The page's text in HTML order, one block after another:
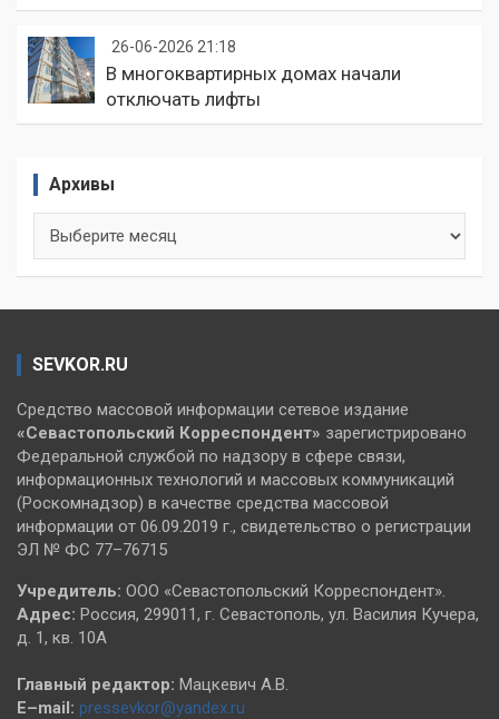
26-06-2026 21:18
В многоквартирных домах начали
отключать лифты
Архивы
SEVKOR.RU
Средство массовой информации сетевое издание
«Севастопольский Корреспондент» зарегистрировано
Федеральной службой по надзору в сфере связи,
информационных технологий и массовых коммуникаций
(Роскомнадзор) в качестве средства массовой
информации от 06.09.2019 г., свидетельство о регистрации
ЭЛ № ФС 77–76715
Учредитель: ООО «Севастопольский Корреспондент».
Адрес: Россия, 299011, г. Севастополь, ул. Василия Кучера,
д. 1, кв. 10А
Главный редактор: Мацкевич А.В.
E–mail: pressevkor@yandex.ru